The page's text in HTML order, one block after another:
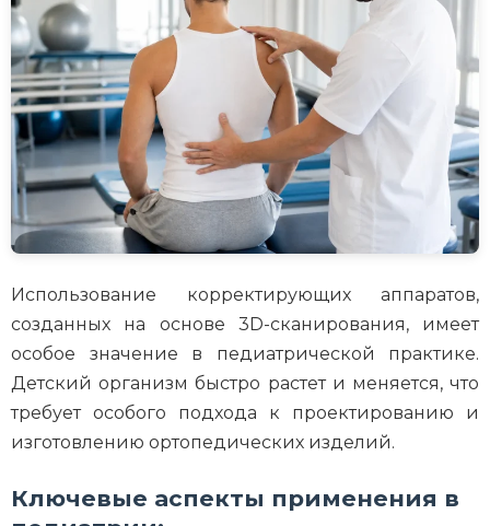
Использование корректирующих аппаратов,
созданных на основе 3D-сканирования, имеет
особое значение в педиатрической практике.
Детский организм быстро растет и меняется, что
требует особого подхода к проектированию и
изготовлению ортопедических изделий.
Ключевые аспекты применения в